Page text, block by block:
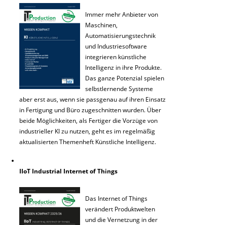
Immer mehr Anbieter von
Maschinen,
Automatisierungstechnik
und Industriesoftware
integrieren künstliche
Intelligenz in ihre Produkte.
Das ganze Potenzial spielen
selbstlernende Systeme
aber erst aus, wenn sie passgenau auf ihren Einsatz
in Fertigung und Büro zugeschnitten wurden. Über
beide Möglichkeiten, als Fertiger die Vorzüge von
industrieller KI zu nutzen, geht es im regelmäßig
aktualisierten Themenheft Künstliche Intelligenz.
IIoT Industrial Internet of Things
Das Internet of Things
verändert Produktwelten
und die Vernetzung in der